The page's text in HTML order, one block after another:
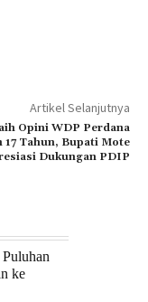
Artikel Selanjutnya
Opini WDP Perdana
17 Tahun, Bupati Mote
Dukungan PDIP
ke